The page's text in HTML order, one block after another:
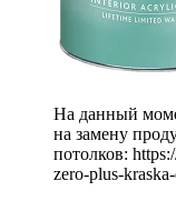
На данный
на замену
потолков:
zero-plus-